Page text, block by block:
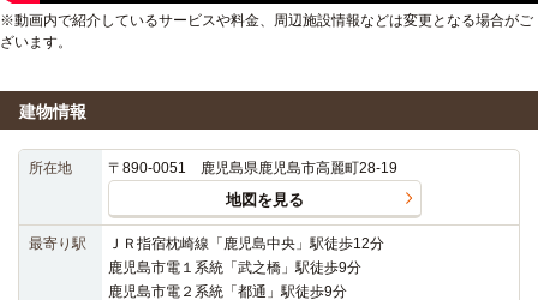
※動画内で紹介しているサービスや料金、周辺施設情報などは変更となる場合がご
ざいます。
建物情報
所在地 〒890-0051 鹿児島県鹿児島市高麗町28-19
地図を見る
最寄り駅
ＪＲ指宿枕崎線「鹿児島中央」駅徒歩12分
鹿児島市電１系統「武之橋」駅徒歩9分
鹿児島市電２系統「都通」駅徒歩9分